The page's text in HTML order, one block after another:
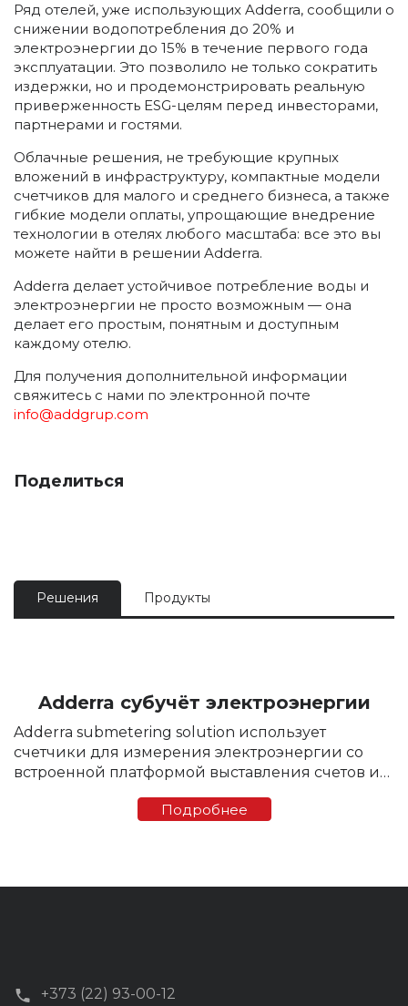
Ряд отелей, уже использующих Adderra, сообщили о
снижении водопотребления до 20% и
электроэнергии до 15% в течение первого года
эксплуатации. Это позволило не только сократить
издержки, но и продемонстрировать реальную
приверженность ESG-целям перед инвесторами,
партнерами и гостями.
Облачные решения, не требующие крупных
вложений в инфраструктуру, компактные модели
счетчиков для малого и среднего бизнеса, а также
гибкие модели оплаты, упрощающие внедрение
технологии в отелях любого масштаба: все это вы
можете найти в решении Adderra.
Adderra делает устойчивое потребление воды и
электроэнергии не просто возможным — она
делает его простым, понятным и доступным
каждому отелю.
Для получения дополнительной информации
свяжитесь с нами по электронной почте
info@addgrup.com
Поделиться
Решения Продукты
Adderra субучёт электроэнергии
Adderra submetering solution использует
счетчики для измерения электроэнергии со
встроенной платформой выставления счетов и
и постоплаты) Однофазный или трехфазный
Подробнее
+373 (22) 93-00-12